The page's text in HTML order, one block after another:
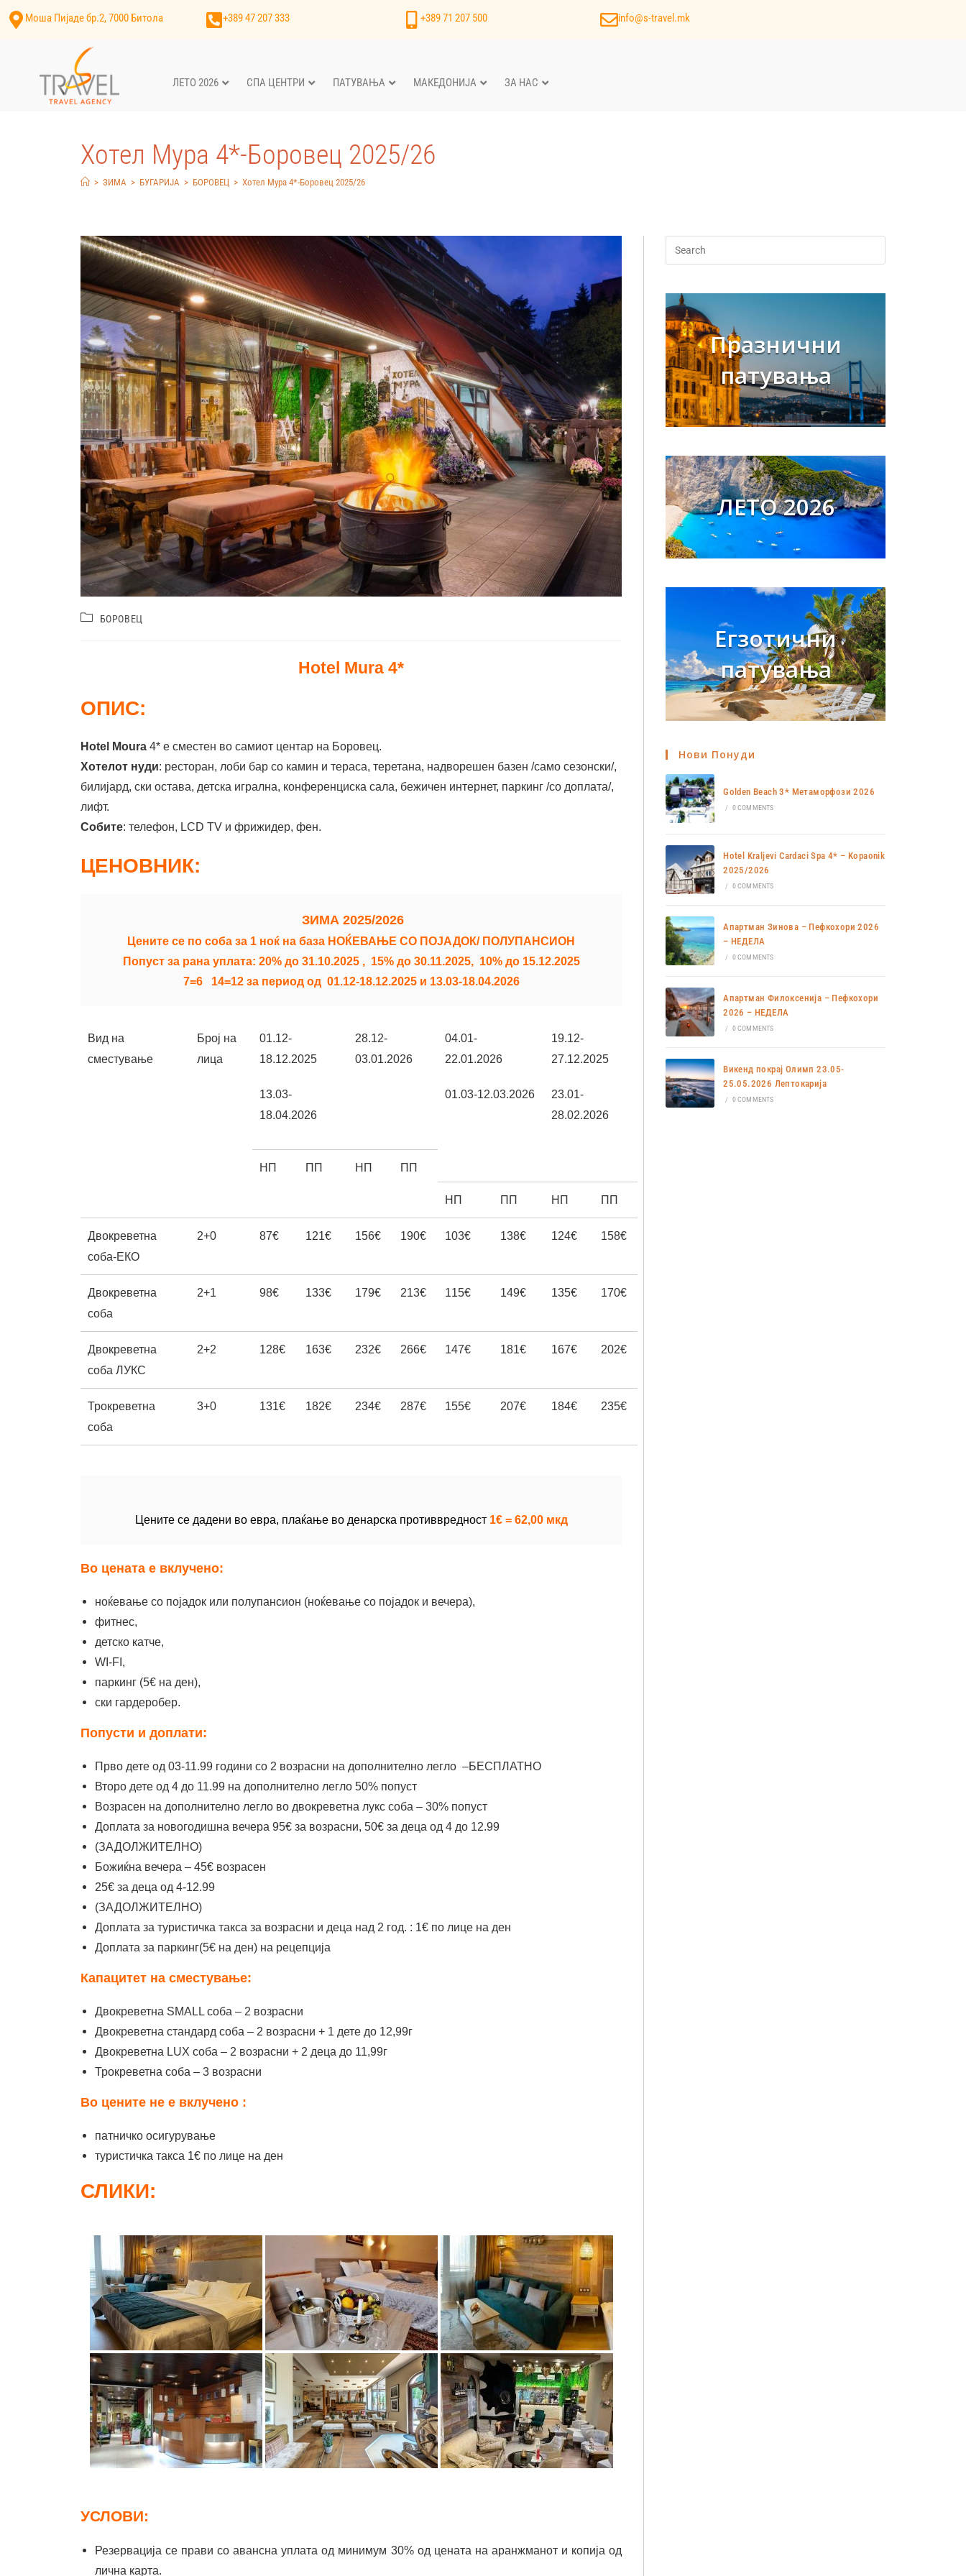
Моша Пијаде бр.2, 7000 Битола +389 47 207 333 +389 71 207 500 info@s-travel.mk
ЛЕТО 2026 СПА ЦЕНТРИ ПАТУВАЊА МАКЕДОНИЈА ЗА НАС
Хотел Мура 4*-Боровец 2025/26
> ЗИМА > БУГАРИЈА > БОРОВЕЦ > Хотел Мура 4*-Боровец 2025/26
БОРОВЕЦ
Hotel Mura 4*
ОПИС:
Hotel Moura 4* е сместен во самиот центар на Боровец.
Хотелот нуди: ресторан, лоби бар со камин и тераса, теретана, надворешен базен /само сезонски/,
билијард, ски остава, детска игрална, конференциска сала, бежичен интернет, паркинг /со доплата/,
лифт.
Собите: телефон, LCD TV и фрижидер, фен.
ЦЕНОВНИК:
ЗИМА 2025/2026
Цените се по соба за 1 ноќ на база НОЌЕВАЊЕ СО ПОЈАДОК/ ПОЛУПАНСИОН
Попуст за рана уплата: 20% до 31.10.2025 ,  15% до 30.11.2025,  10% до 15.12.2025
7=6   14=12 за период од  01.12-18.12.2025 и 13.03-18.04.2026
Вид на
сместување
Број на
лица
01.12-
18.12.2025
13.03-
18.04.2026
28.12-
03.01.2026
04.01-
22.01.2026
01.03-12.03.2026
19.12-
27.12.2025
23.01-
28.02.2026
НП ПП НП ПП
НП ПП НП ПП
Двокреветна
соба-ЕКО
2+0 87€ 121€ 156€ 190€ 103€ 138€ 124€ 158€
Двокреветна
соба
2+1 98€ 133€ 179€ 213€ 115€ 149€ 135€ 170€
Двокреветна
соба ЛУКС
2+2 128€ 163€ 232€ 266€ 147€ 181€ 167€ 202€
Трокреветна
соба
3+0 131€ 182€ 234€ 287€ 155€ 207€ 184€ 235€
Цените се дадени во евра, плаќање во денарска противвредност 1€ = 62,00 мкд
Во цената е вклучено:
ноќевање со појадок или полупансион (ноќевање со појадок и вечера),
фитнес,
детско катче,
WI-FI,
паркинг (5€ на ден),
ски гардеробер.
Попусти и доплати:
Прво дете од 03-11.99 години со 2 возрасни на дополнително легло –БЕСПЛАТНО
Второ дете од 4 до 11.99 на дополнително легло 50% попуст
Возрасен на дополнително легло во двокреветна лукс соба – 30% попуст
Доплата за новогодишна вечера 95€ за возрасни, 50€ за деца од 4 до 12.99
(ЗАДОЛЖИТЕЛНО)
Божиќна вечера – 45€ возрасен
25€ за деца од 4-12.99
(ЗАДОЛЖИТЕЛНО)
Доплата за туристичка такса за возрасни и деца над 2 год. : 1€ по лице на ден
Доплата за паркинг(5€ на ден) на рецепција
Капацитет на сместување:
Двокреветна SMALL соба – 2 возрасни
Двокреветна стандард соба – 2 возрасни + 1 дете до 12,99г
Двокреветна LUX соба – 2 возрасни + 2 деца до 11,99г
Трокреветна соба – 3 возрасни
Во цените не е вклучено :
патничко осигурување
туристичка тaкса 1€ по лице на ден
СЛИКИ:
УСЛОВИ:
Резервација се прави со авансна уплата од минимум 30% од цената на аранжманот и копија од
лична карта.
Празнични
патувања
ЛЕТО 2026
Егзотични
патувања
Нови Понуди
Golden Beach 3* Метаморфози 2026
/ 0 COMMENTS
Hotel Kraljevi Cardaci Spa 4* – Kopaonik
2025/2026
/ 0 COMMENTS
Апартман Зинова – Пефкохори 2026
– НЕДЕЛА
/ 0 COMMENTS
Апартман Филоксенија – Пефкохори
2026 – НЕДЕЛА
/ 0 COMMENTS
Викенд покрај Олимп 23.05-
25.05.2026 Лептокарија
/ 0 COMMENTS